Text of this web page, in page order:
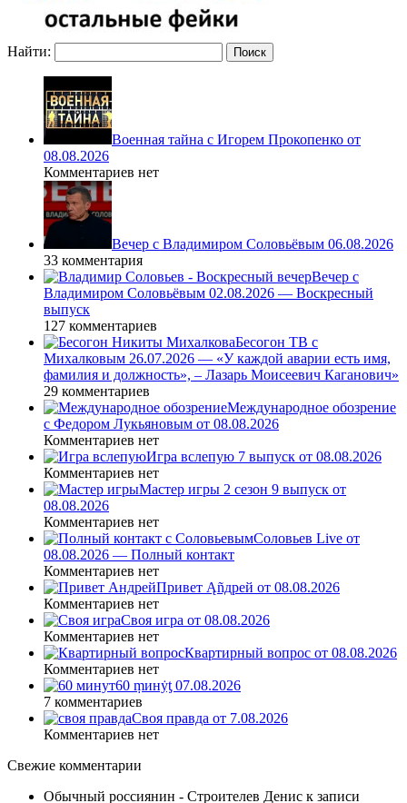
Найти:
Военная тайна с Игорем Прокопенко от
08.08.2026
Комментариев нет
Вечер с Владимиром Соловьёвым 06.08.2026
33 комментария
Вечер с
Владимиром Соловьёвым 02.08.2026 — Воскресный
выпуск
127 комментариев
Бесогон ТВ с
Михалковым 26.07.2026 — «У каждой аварии есть имя,
фамилия и должность», – Лазарь Моисеевич Каганович»
29 комментариев
Международное обозрение
с Федором Лукьяновым от 08.08.2026
Комментариев нет
Игра вслепую 7 выпуск от 08.08.2026
Комментариев нет
Мастер игры 2 сезон 9 выпуск от
08.08.2026
Комментариев нет
Соловьев Live от
08.08.2026 — Полный контакт
Комментариев нет
Привет Ąñдpей от 08.08.2026
Комментариев нет
Своя игра от 08.08.2026
Комментариев нет
Квартирный вопрос от 08.08.2026
Комментариев нет
60 ṃинẏƫ 07.08.2026
7 комментариев
Своя правда от 7.08.2026
Комментариев нет
Свежие комментарии
Обычный россиянин - Строителев Денис к записи